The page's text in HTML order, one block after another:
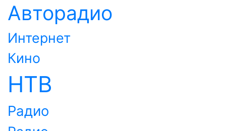
Авторадио
Интернет
Кино
НТВ
Радио